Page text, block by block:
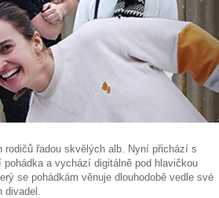
rodičů řadou skvělých alb. Nyní přichází s
a vychází digitálně pod hlavičkou
se pohádkám věnuje dlouhodobě vedle své
divadel.